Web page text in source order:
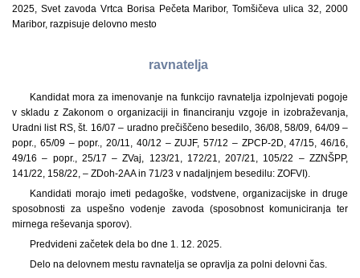
2025, Svet zavoda Vrtca Borisa Pečeta Maribor, Tomšičeva ulica 32, 2000
Maribor, razpisuje delovno mesto
ravnatelja
Kandidat mora za imenovanje na funkcijo ravnatelja izpolnjevati pogoje
v skladu z Zakonom o organizaciji in financiranju vzgoje in izobraževanja,
Uradni list RS, št. 16/07 – uradno prečiščeno besedilo, 36/08, 58/09, 64/09 –
popr., 65/09 – popr., 20/11, 40/12 – ZUJF, 57/12 – ZPCP-2D, 47/15, 46/16,
49/16 – popr., 25/17 – ZVaj, 123/21, 172/21, 207/21, 105/22 – ZZNŠPP,
141/22, 158/22, – ZDoh-2AA in 71/23 v nadaljnjem besedilu: ZOFVI).
Kandidati morajo imeti pedagoške, vodstvene, organizacijske in druge
sposobnosti za uspešno vodenje zavoda (sposobnost komuniciranja ter
mirnega reševanja sporov).
Predvideni začetek dela bo dne 1. 12. 2025.
Delo na delovnem mestu ravnatelja se opravlja za polni delovni čas.